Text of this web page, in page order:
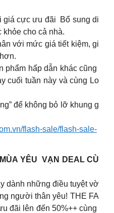
giá cực ưu đãi Bổ sung di
cho cả nhà.
với mức giá tiết kiệm, gi
phẩm hấp dẫn khác cũng
cuối tuần này và cùng Lo
để không bỏ lỡ khung g
flash-sale/flash-sale-
YÊU VẠN DEAL CÙ
dành những điều tuyệt vờ
người thân yêu! THE FA
đãi lên đến 50%++ cùng